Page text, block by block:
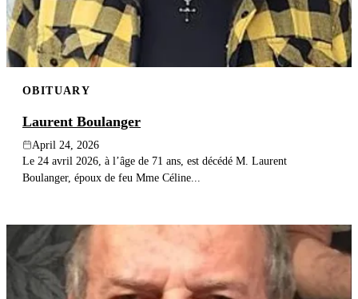
OBITUARY
Laurent Boulanger
April 24, 2026
Le 24 avril 2026, à l’âge de 71 ans, est décédé M. Laurent
Boulanger, époux de feu Mme Céline...